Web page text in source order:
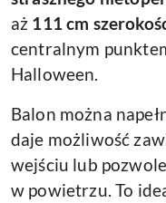
aż 111 cm
centralnym
Halloween.
Balon można
daje możliwość
wejściu lub
w powietrzu. To